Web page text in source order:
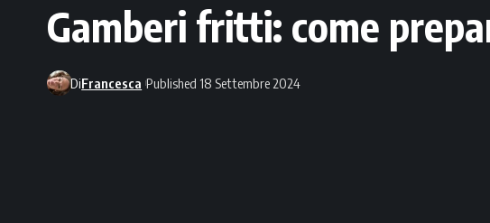
Gamberi fritti: come
DiFrancesca Published 18 Settembre 2024